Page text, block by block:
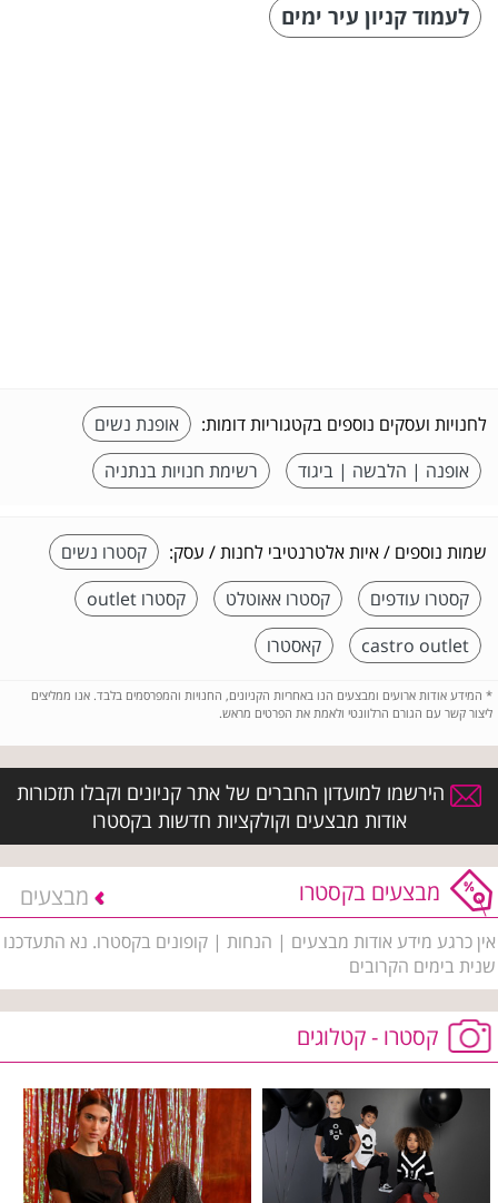
לעמוד קניון עיר ימים
לחנויות ועסקים נוספים בקטגוריות דומות:
אופנת נשים
אופנה | הלבשה | ביגוד
רשימת חנויות בנתניה
שמות נוספים / איות אלטרנטיבי לחנות / עסק:
קסטרו נשים
קסטרו עודפים
קסטרו אאוטלט
קסטרו outlet
castro outlet
קאסטרו
* המידע אודות ארועים ומבצעים הנו באחריות הקניונים, החנויות והמפרסמים בלבד. אנו ממליצים
ליצור קשר עם הגורם הרלוונטי ולאמת את הפרטים מראש.
הירשמו למועדון החברים של אתר קניונים וקבלו תזכורות
אודות מבצעים וקולקציות חדשות בקסטרו
מבצעים בקסטרו מבצעים
אין כרגע מידע אודות מבצעים | הנחות | קופונים בקסטרו. נא התעדכנו
שנית בימים הקרובים
קסטרו - קטלוגים